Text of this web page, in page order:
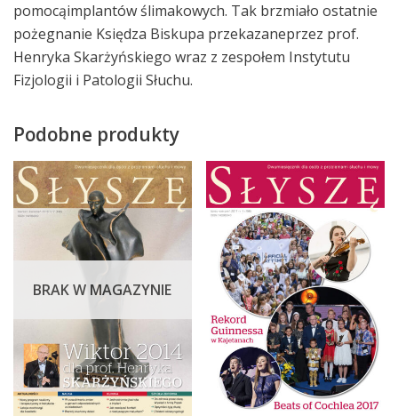
pomocąimplantów ślimakowych. Tak brzmiało ostatnie
pożegnanie Księdza Biskupa przekazaneprzez prof.
Henryka Skarżyńskiego wraz z zespołem Instytutu
Fizjologii i Patologii Słuchu.
Podobne produkty
BRAK W MAGAZYNIE